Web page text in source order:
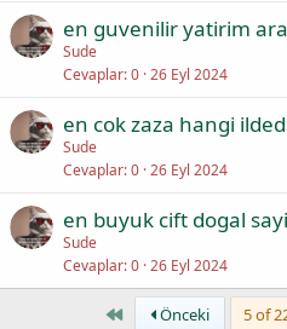
en guvenilir yatirim
Sude
Cevaplar 0 26 Eyl 2024
en cok zaza hangi
Sude
Cevaplar 0 26 Eyl 2024
en buyuk cift dogal
Sude
Cevaplar 0 26 Eyl 2024
First Önceki 5 of